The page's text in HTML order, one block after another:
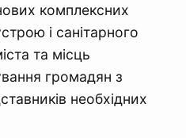
комплексних
і санітарного
та місць
громадян з
необхідних